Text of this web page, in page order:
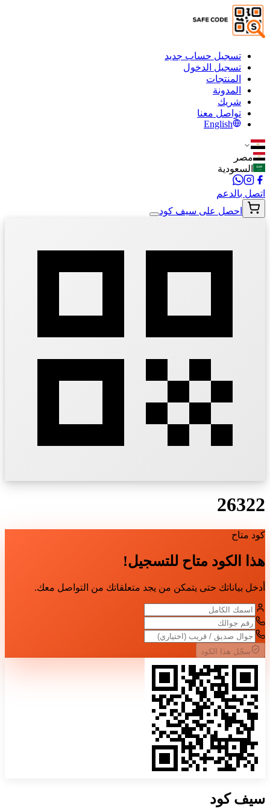
تسجيل حساب جديد
تسجيل الدخول
المنتجات
المدونة
شريك
تواصل معنا
English
مصر
السعودية
اتصل بالدعم
احصل على سيف كود
26322
كود متاح
هذا الكود متاح للتسجيل!
أدخل بياناتك حتى يتمكن من يجد متعلقاتك من التواصل معك.
سجّل هذا الكود
سيفكود